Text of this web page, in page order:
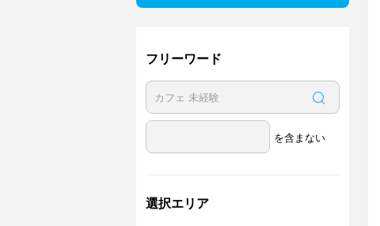
フリーワード
を含まない
選択エリア